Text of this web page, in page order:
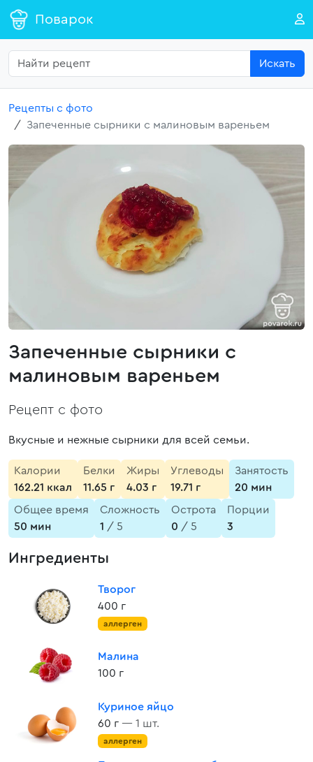
Поварок
Искать
Рецепты с фото
Запеченные сырники с малиновым вареньем
Запеченные сырники с
малиновым вареньем
Рецепт с фото
Вкусные и нежные сырники для всей семьи.
Калории
162.21 ккал
Белки
11.65 г
Жиры
4.03 г
Углеводы
19.71 г
Занятость
20 мин
Общее время
50 мин
Сложность
1 / 5
Острота
0 / 5
Порции
3
Ингредиенты
Творог
400 г
аллерген
Малина
100 г
Куриное яйцо
60 г — 1 шт.
аллерген